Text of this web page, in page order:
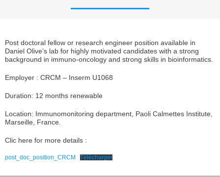
Post doctoral fellow or research engineer position available in
Daniel Olive’s lab for highly motivated candidates with a strong
background in immuno-oncology and strong skills in bioinformatics.
Employer : CRCM – Inserm U1068
Duration: 12 months renewable
Location: Immunomonitoring department, Paoli Calmettes Institute,
Marseille, France.
Clic here for more details :
post_doc_position_CRCM Télécharger